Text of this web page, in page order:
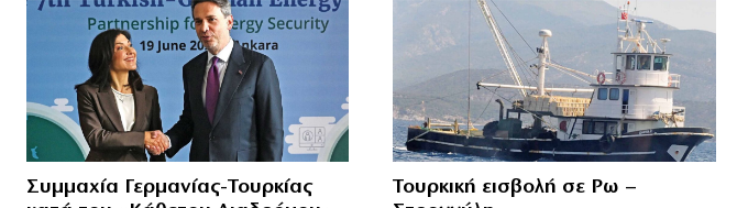
Συμμαχία Γερμανίας-Τουρκίας
Τουρκική εισβολή σε Ρω –